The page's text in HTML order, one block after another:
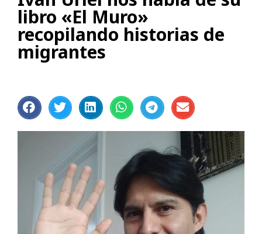
libro «El Muro»
recopilando historias de
migrantes